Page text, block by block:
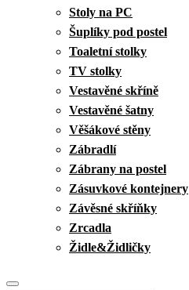
Stoly na PC
Šuplíky pod postel
Toaletní stolky
TV stolky
Vestavěné skříně
Vestavěné šatny
Věšákové stěny
Zábradlí
Zábrany na postel
Zásuvkové kontejnery
Závěsné skříňky
Zrcadla
Židle&Židličky